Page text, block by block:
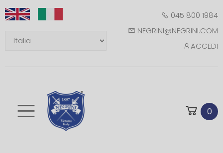
045 800 1984
NEGRINI@NEGRINI.COM
ACCEDI
Toggle mobile 0